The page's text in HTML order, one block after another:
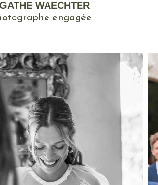
WAECHTER
engagée